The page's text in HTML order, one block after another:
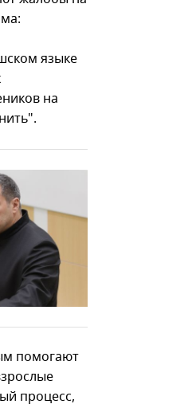
языке
на
помогают
процесс,